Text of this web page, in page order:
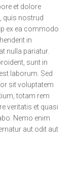
et dolore
quis nostrud
ex ea commodo
in
nulla pariatur.
sunt in
laborum. Sed
sit voluptatem
totam rem
veritatis et quasi
Nemo enim
aut odit aut